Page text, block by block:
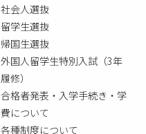
社会人選抜
留学生選抜
帰国生選抜
外国人留学生特別入試（3年
履修）
合格者発表・入学手続き・学
費について
各種制度について